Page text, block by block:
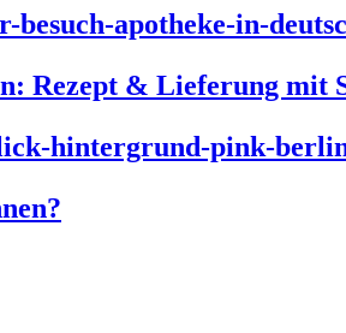
Rezept & Lieferung mit